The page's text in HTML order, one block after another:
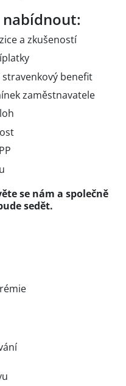
nabídnout:
a zkušeností
benefit
zaměstnavatele
se nám a společně
sedět.